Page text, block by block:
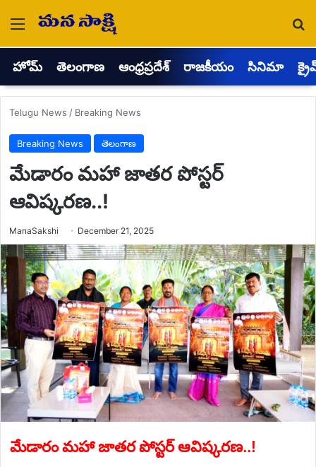
Menu
హోమ్ తెలంగాణ ఆంధ్రప్రదేశ్ రాజకీయం సినిమా
Telugu News / Breaking News
Breaking News తెలంగాణ
మేడారం మహా జాతర పోస్టర్
ఆవిష్కరణ..!
ManaSakshi Send
email
December 21, 2025
మేడారం మహా జాతర పోస్టర్ ఆవిష్కరణ..!